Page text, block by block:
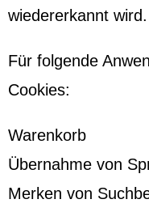
wiedererkannt wird.
Für folgende
Cookies:
Warenkorb
Übernahme von
Merken von